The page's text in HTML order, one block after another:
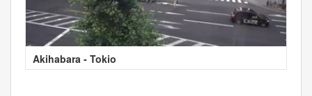
Akihabara - Tokio